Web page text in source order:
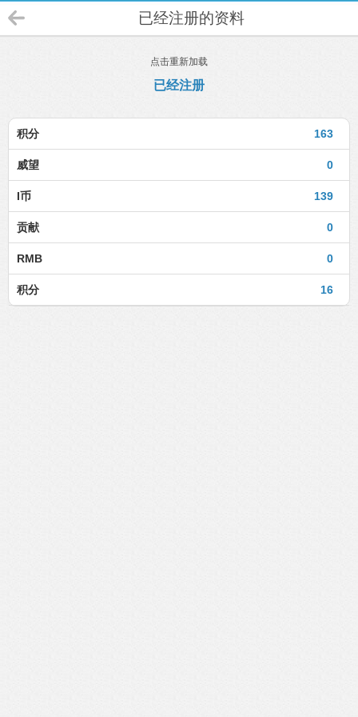
已经注册的资料
点击重新加载
已经注册
163
积分
0
威望
139
I币
0
贡献
0
RMB
16
积分